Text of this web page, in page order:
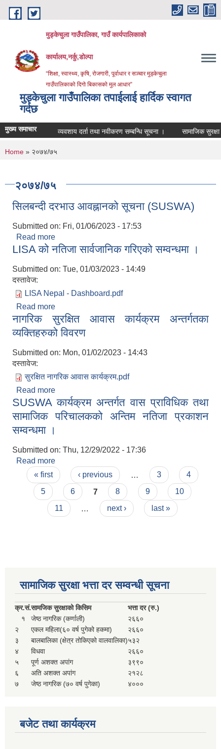
Skip to main content
मुड्केचुला गाउँपालिका, गाउँ कार्यपालिकाको
कार्यालय,नर्कु,डोल्पा
“शिक्षा, स्वास्थ्य, कृषि, रोजगारी, पूर्वाधार र सञ्चार मुड्केचुला
गाउँपालिकाको दिगो बिकासको मुल आधार”
मुड्केचुला गाउँपालिका तपाईलाई हार्दिक स्वागत
गर्दछ
मुख्य समाचारव्यवशाय दर्ता तथा नवीकरण सम्बन्धि सूचना । सामाजिक सुरक्षा भत्ता
You are here
Home » २०७४/७५
२०७४/७५
सिलबन्दी दरभाउ आवह्नानको सूचना (SUSWA)
Submitted on: Fri, 01/06/2023 - 17:53
Read more
LISA को नतिजा सार्वजानिक गरिएको सम्वन्धमा ।
Submitted on: Tue, 01/03/2023 - 14:49
दस्तावेज:
LISA Nepal - Dashboard.pdf
Read more
नागरिक सुरक्षित आवास कार्यक्रम अन्तर्गतका
व्यक्तिहरुको विवरण
Submitted on: Mon, 01/02/2023 - 14:43
दस्तावेज:
सुरक्षित नागरिक आवास कार्यक्रम.pdf
Read more
व्यक्तिहरुको विवरण
SUSWA कार्यक्रम अन्तर्गत वास प्राविधिक तथा
सामाजिक परिचालकको अन्तिम नतिजा प्रकाशन
सम्वन्धमा ।
Submitted on: Thu, 12/29/2022 - 17:36
Read more
सामाजिक परिचालकको अन्तिम नतिजा प्रकाशन सम्वन्धमा ।
Pages
« first ‹ previous 3
4
5
6 7 8 9
10
11
next › last »
सामाजिक सुरक्षा भत्ता दर सम्वन्धी सूचना
क्र.सं.सामजिक सुरक्षाको किसिम
भत्ता दर (रु.)
१
जेष्ठ नागरिक (कर्णाली)
२६६०
२
एकल महिला(६० वर्ष पुगेको हकमा)
२६६०
३
बालबालिका (क्षेत्र तोकिएको वालवालिका)५३२
४
विधवा
२६६०
५
पूर्ण अशक्त अपांग
३९९०
६
अति अशक्त अपांग
२१२८
७
जेष्ठ नागरिक (७० वर्ष पुगेका) ४०००
बजेट तथा कार्यक्रम